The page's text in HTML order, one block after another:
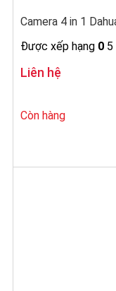
Camera 4 in 1
Được xếp hạng 0 5
Liên hệ
Còn hàng